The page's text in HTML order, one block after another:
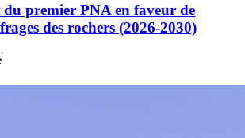
du premier PNA en faveur de
des rochers (2026-2030)